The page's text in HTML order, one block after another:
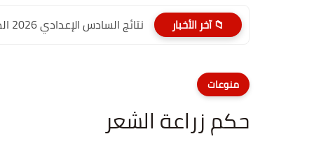
📁 آخر الأخبار نتائج السادس الإعدادي 2026 الدور الأول PDF الديوانية | موقع...
منوعات
حكم زراعة الشعر